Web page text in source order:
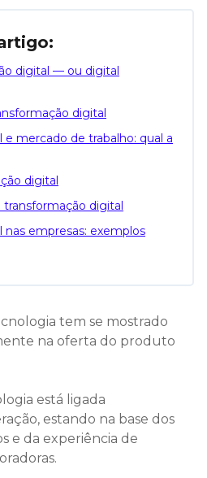
digital — ou digital
digital
e mercado de trabalho: qual a
digital
transformação digital
nas empresas: exemplos
tem se mostrado
na oferta do produto
está ligada
estando na base dos
e da experiência de